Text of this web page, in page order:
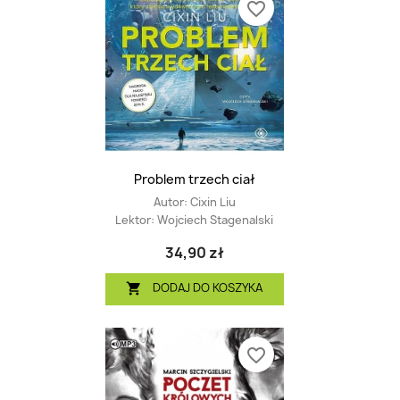
Problem trzech ciał
Autor: Cixin Liu
Lektor: Wojciech Stagenalski
34,90 zł
 DODAJ DO KOSZYKA
favorite_border
favorite_border